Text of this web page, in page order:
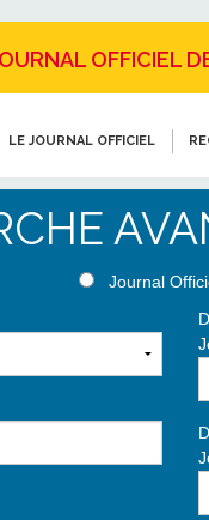
OFFICIEL
LE JOURNAL OFFICIEL
Journal